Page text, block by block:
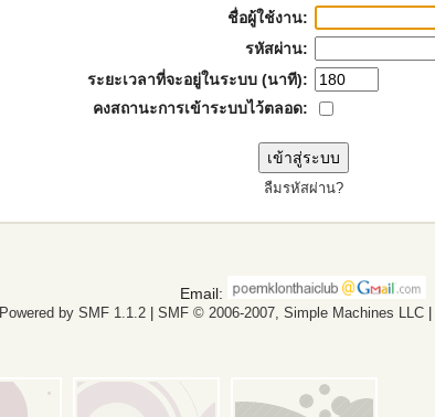
ชื่อผู้ใช้งาน:
รหัสผ่าน:
ระยะเวลาที่จะอยู่ในระบบ (นาที):
คงสถานะการเข้าระบบไว้ตลอด:
ลืมรหัสผ่าน?
Email:
Powered by SMF 1.1.2| SMF © 2006-2007, Simple Machines LLC|